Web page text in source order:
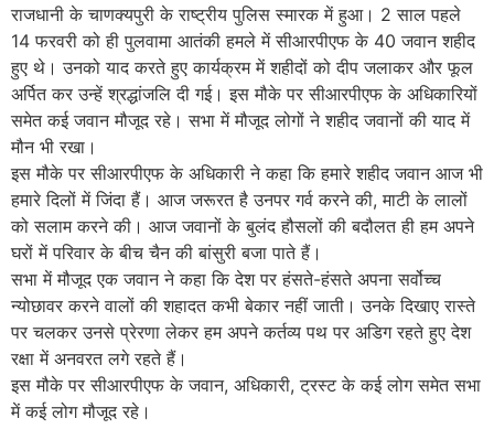
राजधानी के चाणक्यपुरी के राष्ट्रीय पुलिस स्मारक में हुआ। 2 साल पहले
14 फरवरी को ही पुलवामा आतंकी हमले में सीआरपीएफ के 40 जवान शहीद
हुए थे। उनको याद करते हुए कार्यक्रम में शहीदों को दीप जलाकर और फूल
अर्पित कर उन्हें श्रद्धांजलि दी गई। इस मौके पर सीआरपीएफ के अधिकारियों
समेत कई जवान मौजूद रहे। सभा में मौजूद लोगों ने शहीद जवानों की याद में
मौन भी रखा।
इस मौके पर सीआरपीएफ के अधिकारी ने कहा कि हमारे शहीद जवान आज भी
हमारे दिलों में जिंदा हैं। आज जरूरत है उनपर गर्व करने की, माटी के लालों
को सलाम करने की। आज जवानों के बुलंद हौसलों की बदौलत ही हम अपने
घरों में परिवार के बीच चैन की बांसुरी बजा पाते हैं।
सभा में मौजूद एक जवान ने कहा कि देश पर हंसते-हंसते अपना सर्वोच्च
न्योछावर करने वालों की शहादत कभी बेकार नहीं जाती। उनके दिखाए रास्ते
पर चलकर उनसे प्रेरणा लेकर हम अपने कर्तव्य पथ पर अडिग रहते हुए देश
रक्षा में अनवरत लगे रहते हैं।
इस मौके पर सीआरपीएफ के जवान, अधिकारी, ट्रस्ट के कई लोग समेत सभा
में कई लोग मौजूद रहे।